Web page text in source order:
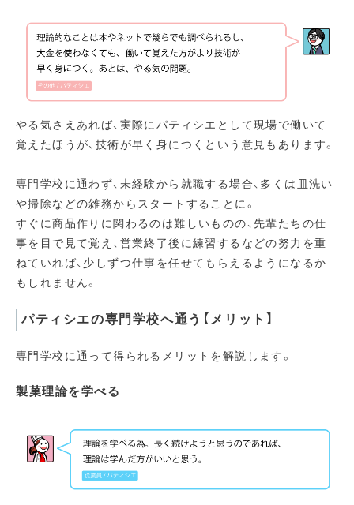
やる気さえあれば、実際にパティシエとして現場で働いて
覚えたほうが、技術が早く身につくという意見もあります。
専門学校に通わず、未経験から就職する場合、多くは皿洗い
や掃除などの雑務からスタートすることに。
すぐに商品作りに関わるのは難しいものの、先輩たちの仕
事を目で見て覚え、営業終了後に練習するなどの努力を重
ねていれば、少しずつ仕事を任せてもらえるようになるか
もしれません。
パティシエの専門学校へ通う【メリット】
専門学校に通って得られるメリットを解説します。
製菓理論を学べる